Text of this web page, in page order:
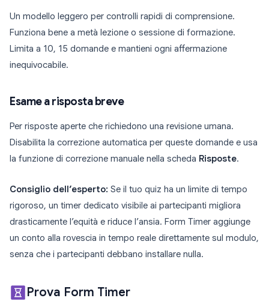
Un modello leggero per controlli rapidi di comprensione.
Funziona bene a metà lezione o sessione di formazione.
Limita a 10, 15 domande e mantieni ogni affermazione
inequivocabile.
Esame a risposta breve
Per risposte aperte che richiedono una revisione umana.
Disabilita la correzione automatica per queste domande e usa
la funzione di correzione manuale nella scheda Risposte.
Consiglio dell’esperto: Se il tuo quiz ha un limite di tempo
rigoroso, un timer dedicato visibile ai partecipanti migliora
drasticamente l’equità e riduce l’ansia. Form Timer aggiunge
un conto alla rovescia in tempo reale direttamente sul modulo,
senza che i partecipanti debbano installare nulla.
Prova Form Timer